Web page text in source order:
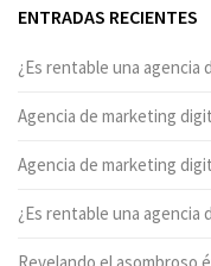
ENTRADAS RECIENTES
¿Es rentable una agencia
Agencia de marketing
Agencia de marketing
¿Es rentable una agencia